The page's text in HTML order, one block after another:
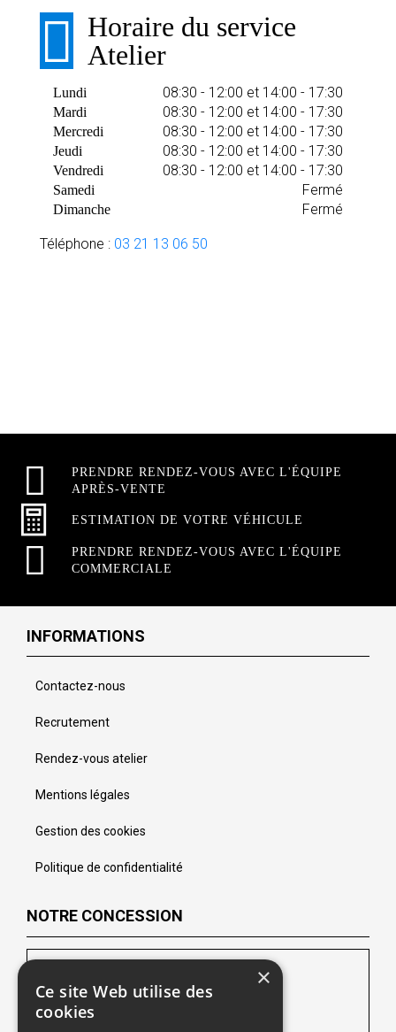
Horaire du service
Atelier
Lundi 08:30 - 12:00 et 14:00 - 17:30
Mardi 08:30 - 12:00 et 14:00 - 17:30
Mercredi 08:30 - 12:00 et 14:00 - 17:30
Jeudi 08:30 - 12:00 et 14:00 - 17:30
Vendredi 08:30 - 12:00 et 14:00 - 17:30
Samedi Fermé
Dimanche Fermé
Téléphone : 03 21 13 06 50
PRENDRE RENDEZ-VOUS AVEC L'ÉQUIPE
APRÈS-VENTE
ESTIMATION DE VOTRE VÉHICULE
PRENDRE RENDEZ-VOUS AVEC L'ÉQUIPE
COMMERCIALE
INFORMATIONS
Contactez-nous
Recrutement
Rendez-vous atelier
Mentions légales
Gestion des cookies
Politique de confidentialité
NOTRE CONCESSION
102 Route de Lille
×
Ce site Web utilise des
cookies